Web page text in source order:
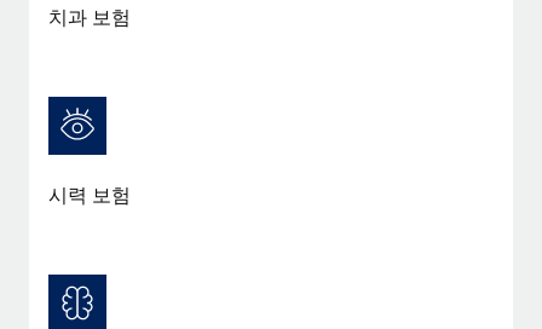
복리후생
손쉬운 직원 복리후생 관리
세금
블로그
Remote 제품 관련 소식: Gusto 및 Xero와의 통합과
장 적합 사람을 찾아 채용 및 관리하고 급여를 지급하도록 돕는 것
입니다. 이를 위해 최근 몇 주 동안 새로운...
치과 보험
시력 보험